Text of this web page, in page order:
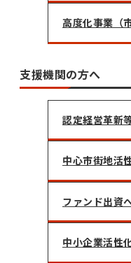
高度化事業（
支援機関の方へ
認定経営革新
中心市街地活
ファンド出資
中小企業活性